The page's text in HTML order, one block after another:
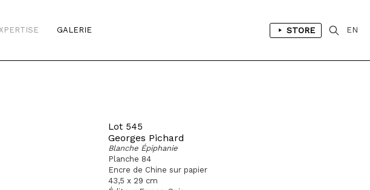
GALERIE STORE EN
Lot 545
Georges Pichard
Blanche Épiphanie
Planche 84
Encre de Chine sur papier
43,5 x 29 cm